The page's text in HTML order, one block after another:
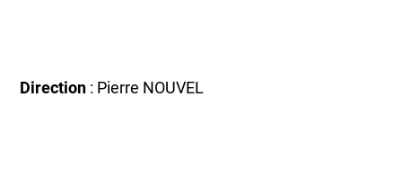
Direction : Pierre NOUVEL